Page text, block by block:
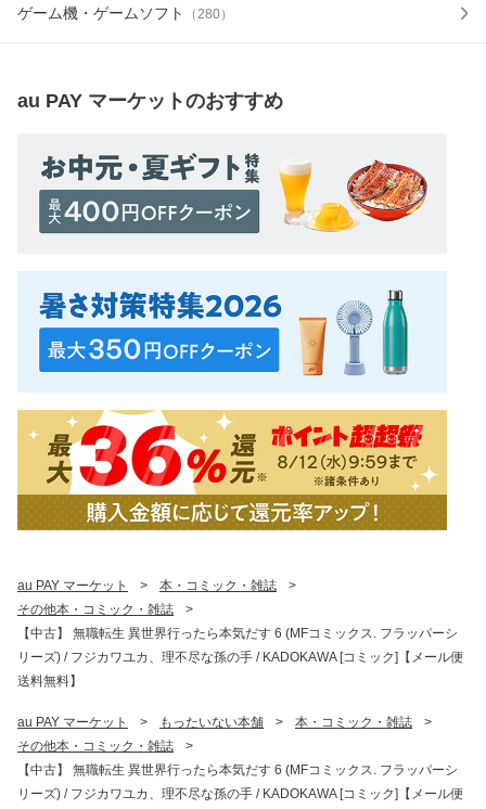
ゲーム機・ゲームソフト （280）
au PAY マーケットのおすすめ
au PAY マーケット > 本・コミック・雑誌
>
その他本・コミック・雑誌
>
【中古】 無職転生 異世界行ったら本気だす 6 (MFコミックス. フラッパーシ
リーズ) / フジカワユカ、理不尽な孫の手 / KADOKAWA [コミック]【メール便
送料無料】
au PAY マーケット > もったいない本舗 > 本・コミック・雑誌
>
その他本・コミック・雑誌
>
【中古】 無職転生 異世界行ったら本気だす 6 (MFコミックス. フラッパーシ
リーズ) / フジカワユカ、理不尽な孫の手 / KADOKAWA [コミック]【メール便